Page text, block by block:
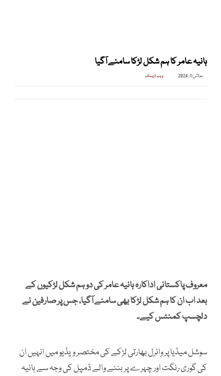
ہانیہ عامر کا ہم شکل لڑکا سامنے آگیا
جولائی 11, 2024 ویب ڈیسک
معروف پاکستانی اداکارہ ہانیہ عامر کی دو ہم شکل لڑکیوں کے
بعد اب ان کا ہم شکل لڑکا بھی سامنے آگیا، جس پر صارفین نے
دلچسپ کمنٹس کیے۔
سوشل میڈیا پر وائرل بھارتی لڑکے کی مختصر ویڈیو میں انہیں ان
کی گوری رنگت اور چہرے پر بننے والے ڈمپل کی وجہ سے ہانیہ